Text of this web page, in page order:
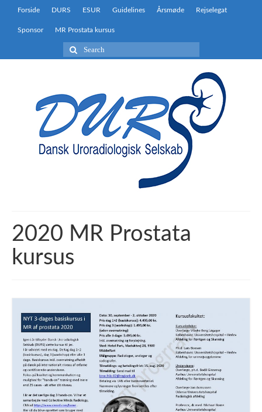
Forside DURS ESUR Guidelines Årsmøde Rejselegat
Sponsor MR Prostata kursus
Search
for:
2020 MR Prostata
kursus